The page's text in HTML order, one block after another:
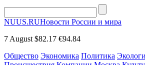
NUUS.RUНовости России и мира
7 August $82.17 €94.84
Общество Экономика Политика